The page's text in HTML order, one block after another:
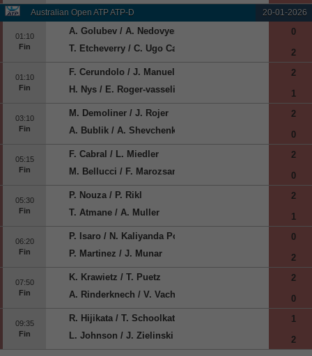
Australian Open ATP ATP-D 20-01-2026
01:10
Fin
A. Golubev / A. Nedovyesov
T. Etcheverry / C. Ugo Carabelli
0
2
01:10
Fin
F. Cerundolo / J. Manuel Cerundolo
H. Nys / E. Roger-vasselin
2
1
03:10
Fin
M. Demoliner / J. Rojer
A. Bublik / A. Shevchenko
2
0
05:15
Fin
F. Cabral / L. Miedler
M. Bellucci / F. Marozsan
2
0
05:30
Fin
P. Nouza / P. Rikl
T. Atmane / A. Muller
2
1
06:20
Fin
P. Isaro / N. Kaliyanda Poonacha
P. Martinez / J. Munar
0
2
07:50
Fin
K. Krawietz / T. Puetz
A. Rinderknech / V. Vacherot
2
0
09:35
Fin
R. Hijikata / T. Schoolkate
L. Johnson / J. Zielinski
1
2